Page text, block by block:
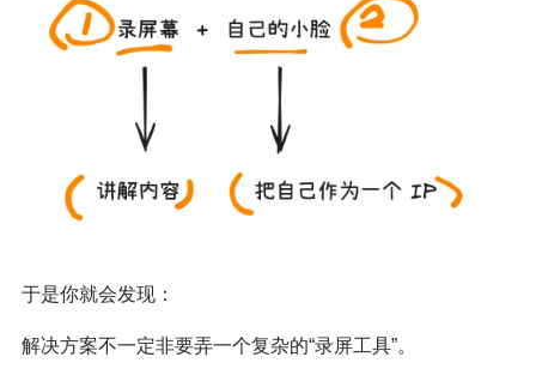
于是你就会发现：
解决方案不一定非要弄一个复杂的“录屏工具”。